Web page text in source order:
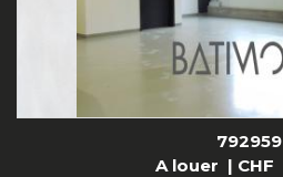
792959
A louer | CHF